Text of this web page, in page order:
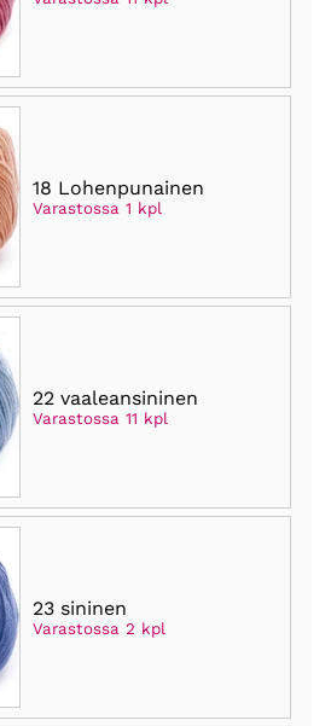
18 Lohenpunainen
Varastossa 1 kpl
22 vaaleansininen
Varastossa 11 kpl
23 sininen
Varastossa 2 kpl